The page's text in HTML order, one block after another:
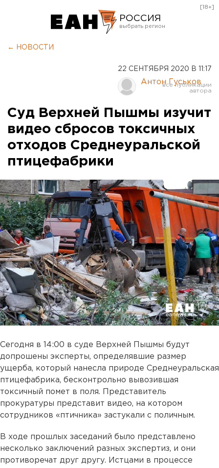
РОССИЯ
Курган
Оренбург
[18+]
← НОВОСТИ
22 СЕНТЯБРЯ 2020 В 11:17
Антон Гуськов
Суд Верхней Пышмы изучит
видео сбросов токсичных
отходов Среднеуральской
птицефабрики
Сегодня в 14:00 в суде Верхней Пышмы будут
допрошены эксперты, определявшие размер
ущерба, который нанесла природе Среднеуральская
птицефабрика, бесконтрольно вывозившая
токсичный помет в поля. Представитель
прокуратуры представит видео, на котором
сотрудников «птичника» застукали с поличным.
В ходе прошлых заседаний было представлено
несколько заключений разных экспертиз, и они
противоречат друг другу. Истцами в процессе